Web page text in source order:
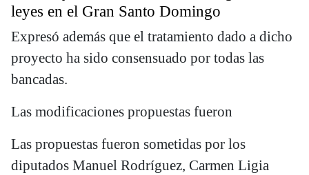
leyes en el Gran Santo Domingo
Expresó además que el tratamiento dado a dicho
proyecto ha sido consensuado por todas las
bancadas.
Las modificaciones propuestas fueron
Las propuestas fueron sometidas por los
diputados Manuel Rodríguez, Carmen Ligia